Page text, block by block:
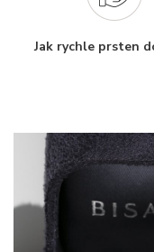
Jak rychle prsten